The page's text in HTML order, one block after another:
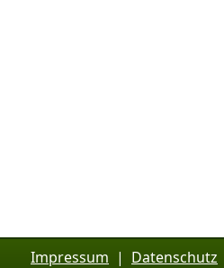
Impressum | Datenschutz